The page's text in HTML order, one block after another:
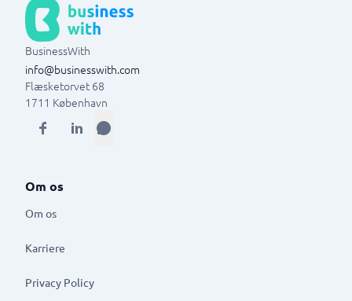
BusinessWith
info@businesswith.com
Flæsketorvet 68
1711 København
Om os
Om os
Karriere
Privacy Policy